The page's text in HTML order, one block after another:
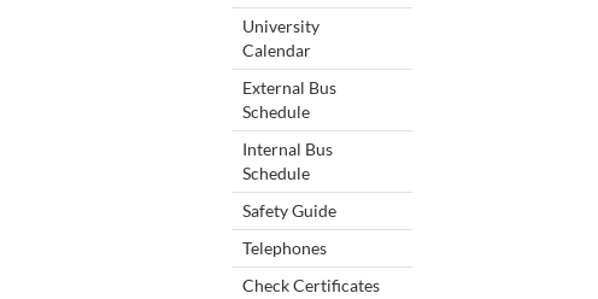
University
Calendar
External Bus
Schedule
Internal Bus
Schedule
Safety Guide
Telephones
Check Certificates